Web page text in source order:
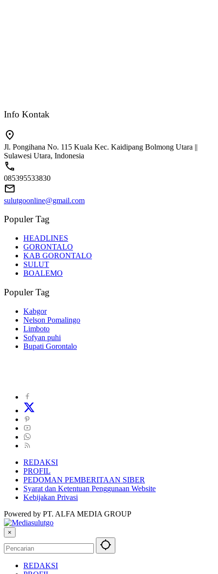
Info Kontak
Jl. Pongihana No. 115 Kuala Kec. Kaidipang Bolmong Utara ||
Sulawesi Utara, Indonesia
085395533830
sulutgoonline@gmail.com
Populer Tag
HEADLINES
GORONTALO
KAB GORONTALO
SULUT
BOALEMO
Populer Tag
Kabgor
Nelson Pomalingo
Limboto
Sofyan puhi
Bupati Gorontalo
REDAKSI
PROFIL
PEDOMAN PEMBERITAAN SIBER
Syarat dan Ketentuan Penggunaan Website
Kebijakan Privasi
Powered by PT. ALFA MEDIA GROUP
×
REDAKSI